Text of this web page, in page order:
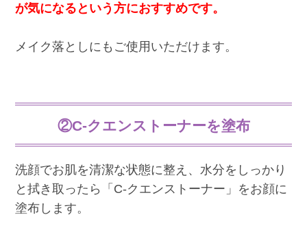
が気になるという方におすすめです。
メイク落としにもご使用いただけます。
②C-クエンストーナーを塗布
洗顔でお肌を清潔な状態に整え、水分をしっかり
と拭き取ったら「C-クエンストーナー」をお顔に
塗布します。